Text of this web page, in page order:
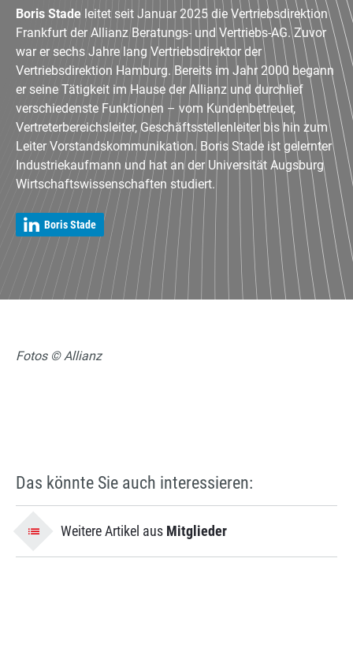
Boris Stade leitet seit Januar 2025 die Vertriebsdirektion
Frankfurt der Allianz Beratungs- und Vertriebs-AG. Zuvor
war er sechs Jahre lang Vertriebsdirektor der
Vertriebsdirektion Hamburg. Bereits im Jahr 2000 begann
er seine Tätigkeit im Hause der Allianz und durchlief
verschiedenste Funktionen – vom Kundenbetreuer,
Vertreterbereichsleiter, Geschäftsstellenleiter bis hin zum
Leiter Vorstandskommunikation. Boris Stade ist gelernter
Industriekaufmann und hat an der Universität Augsburg
Wirtschaftswissenschaften studiert.
Boris Stade
Fotos © Allianz
Das könnte Sie auch interessieren:
Weitere Artikel aus Mitglieder